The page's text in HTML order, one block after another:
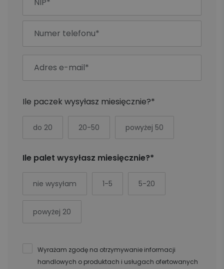
Ile paczek wysyłasz miesięcznie?*
do 20 20-50 powyżej 50
Ile palet wysyłasz miesięcznie?*
nie wysyłam 1-5 5-20
powyżej 20
Wyrażam zgodę na otrzymywanie informacji
handlowych o produktach i usługach ofertowanych